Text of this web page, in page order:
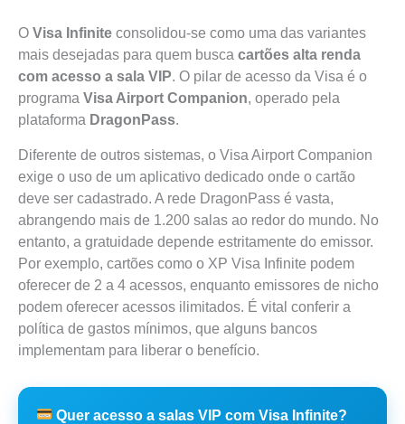
O Visa Infinite consolidou-se como uma das variantes
mais desejadas para quem busca cartões alta renda
com acesso a sala VIP. O pilar de acesso da Visa é o
programa Visa Airport Companion, operado pela
plataforma DragonPass.
Diferente de outros sistemas, o Visa Airport Companion
exige o uso de um aplicativo dedicado onde o cartão
deve ser cadastrado. A rede DragonPass é vasta,
abrangendo mais de 1.200 salas ao redor do mundo. No
entanto, a gratuidade depende estritamente do emissor.
Por exemplo, cartões como o XP Visa Infinite podem
oferecer de 2 a 4 acessos, enquanto emissores de nicho
podem oferecer acessos ilimitados. É vital conferir a
política de gastos mínimos, que alguns bancos
implementam para liberar o benefício.
Quer acesso a salas VIP com Visa Infinite?